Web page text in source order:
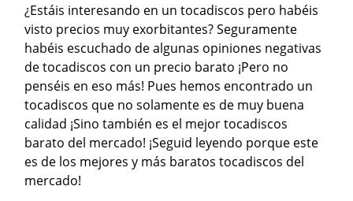
¿Estáis interesando en un tocadiscos pero habéis
visto precios muy exorbitantes? Seguramente
habéis escuchado de algunas opiniones negativas
de tocadiscos con un precio barato ¡Pero no
penséis en eso más! Pues hemos encontrado un
tocadiscos que no solamente es de muy buena
calidad ¡Sino también es el mejor tocadiscos
barato del mercado! ¡Seguid leyendo porque este
es de los mejores y más baratos tocadiscos del
mercado!